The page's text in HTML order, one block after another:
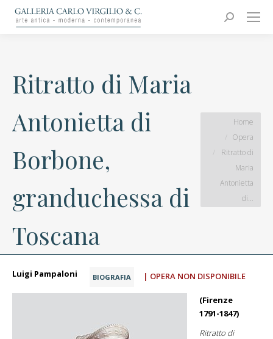
Search:
Carlo Virgilio & C.
Arte moderna e contemporanea
Ritratto di Maria
Antonietta di
Borbone,
granduchessa di
Toscana
You are here:
Home
Opera
Ritratto di
Maria
Antonietta
di…
BIOGRAFIA | OPERA NON DISPONIBILE
Luigi Pampaloni
(Firenze
1791-1847)
Ritratto di